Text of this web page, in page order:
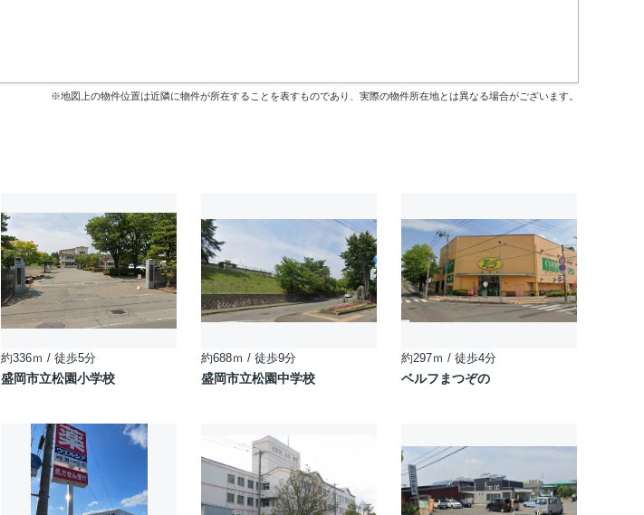
※地図上の物件位置は近隣に物件が所在することを表すものであり、実際の物件所在地とは異なる場合がございます。
約336ｍ / 徒歩5分
盛岡市立松園小学校
約688ｍ / 徒歩9分
盛岡市立松園中学校
約297ｍ / 徒歩4分
ベルフまつぞの